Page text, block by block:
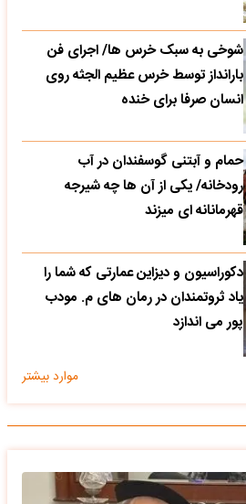
شوخی به سبک خرس ها/ اجرای فن
بارانداز توسط خرس عظیم الجثه روی
انسان صرفا برای خنده
حمام و آبتنی گوسفندان در آب
رودخانه/ یکی از آن ها چه شیرجه
قهرمانانه ای میزند
دکوراسیون و دیزاین عمارتی که شما را
یاد ثروتمندان در رمان های م. مودب
پور می اندازد
موارد بیشتر